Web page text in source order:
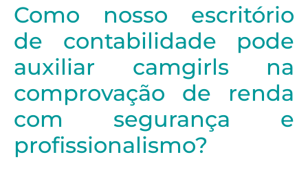
Como nosso escritório
de contabilidade pode
auxiliar camgirls na
comprovação de renda
com segurança e
profissionalismo?